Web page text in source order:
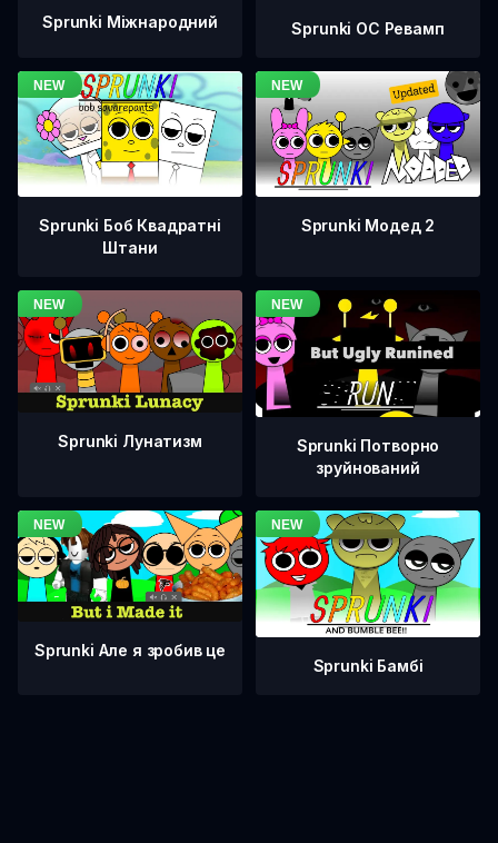
Sprunki Міжнародний Sprunki OC Ревамп
Sprunki Боб Квадратні
Штани
Sprunki Модед 2
Sprunki Лунатизм
Sprunki Потворно
зруйнований
Sprunki Але я зробив це
Sprunki Бамбі